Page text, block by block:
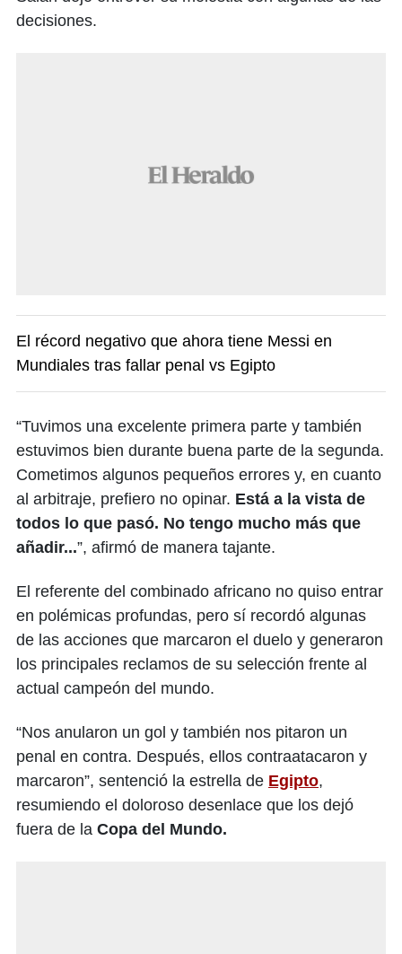
decisiones.
El récord negativo que ahora tiene Messi en
Mundiales tras fallar penal vs Egipto
“Tuvimos una excelente primera parte y también
estuvimos bien durante buena parte de la segunda.
Cometimos algunos pequeños errores y, en cuanto
al arbitraje, prefiero no opinar. Está a la vista de
todos lo que pasó. No tengo mucho más que
añadir...”, afirmó de manera tajante.
El referente del combinado africano no quiso entrar
en polémicas profundas, pero sí recordó algunas
de las acciones que marcaron el duelo y generaron
los principales reclamos de su selección frente al
actual campeón del mundo.
“Nos anularon un gol y también nos pitaron un
penal en contra. Después, ellos contraatacaron y
marcaron”, sentenció la estrella de Egipto,
resumiendo el doloroso desenlace que los dejó
fuera de la Copa del Mundo.